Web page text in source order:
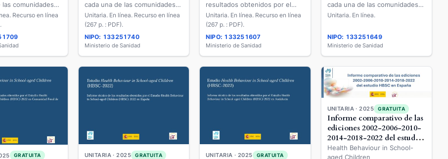
las comunidades
los resultados
el Estudio Health
2022 en la
Recurso en línea
cada una de las comunidades
autónomas de los resultados
obtenidos por el Estudio Health
Children (HBSC) 2022 en La
Unitaria. En línea. Recurso en línea
(267 p. : PDF).
NIPO: 133251740
Ministerio de Sanidad
resultados obtenidos por el
Estudio Health Behaviour in
School-aged Children (HBSC)
Unitaria. En línea. Recurso en línea
(267 p. : PDF).
NIPO: 133251607
Ministerio de Sanidad
cada una de las comunidades
autónomas de los resultados
Children (HBSC) 2022 en
Unitaria. En línea.
NIPO: 133251649
Ministerio de Sanidad
GRATUITA UNITARIA · 2025 GRATUITA UNITARIA · 2025 GRATUITA
UNITARIA · 2025 GRATUITA
Informe comparativo de las
ediciones 2002-2006-2010-
2014-2018-2022 del estudio
HBSC en España
Health Behaviour in School-
aged Children